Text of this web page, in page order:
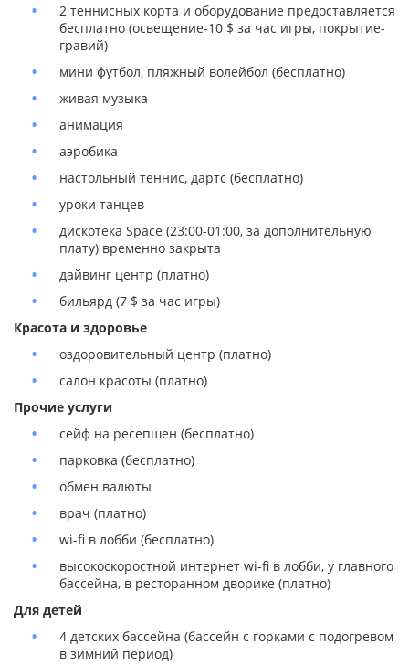
2 теннисных корта и оборудование предоставляется
бесплатно (освещение-10 $ за час игры, покрытие-
гравий)
мини футбол, пляжный волейбол (бесплатно)
живая музыка
анимация
аэробика
настольный теннис, дартс (бесплатно)
уроки танцев
дискотека Space (23:00-01:00, за дополнительную
плату) временно закрыта
дайвинг центр (платно)
бильярд (7 $ за час игры)
Красота и здоровье
оздоровительный центр (платно)
салон красоты (платно)
Прочие услуги
сейф на ресепшен (бесплатно)
парковка (бесплатно)
обмен валюты
врач (платно)
wi-fi в лобби (бесплатно)
высокоскоростной интернет wi-fi в лобби, у главного
бассейна, в ресторанном дворике (платно)
Для детей
4 детских бассейна (бассейн с горками с подогревом
в зимний период)